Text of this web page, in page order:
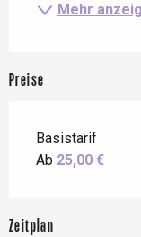
Mehr
Preise
Basistarif
Ab 25,00 €
Zeitplan